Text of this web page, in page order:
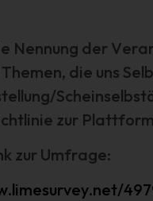
Nennung der
die uns
zur
zur Umfrage: